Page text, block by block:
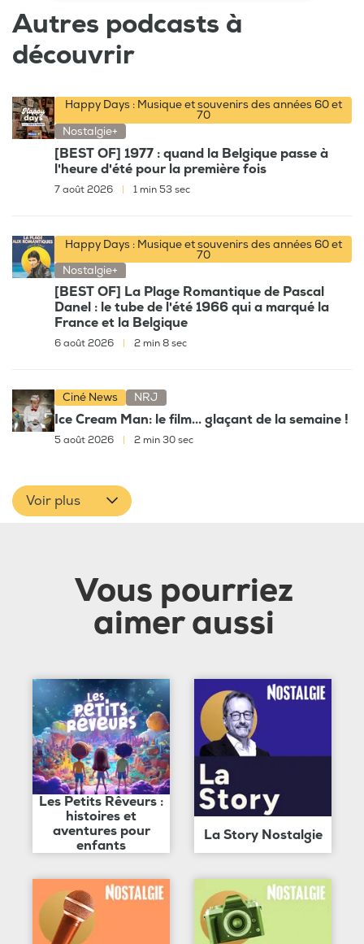
Autres podcasts à
découvrir
Happy Days : Musique et souvenirs des années 60 et
70
Nostalgie+
[BEST OF] 1977 : quand la Belgique passe à
l'heure d'été pour la première fois
7 août 2026 1 min 53 sec
Happy Days : Musique et souvenirs des années 60 et
70
Nostalgie+
[BEST OF] La Plage Romantique de Pascal
Danel : le tube de l'été 1966 qui a marqué la
France et la Belgique
6 août 2026 2 min 8 sec
Ciné News NRJ
Ice Cream Man: le film... glaçant de la semaine !
5 août 2026 2 min 30 sec
Voir plus
Vous pourriez
aimer aussi
Les Petits Rêveurs :
histoires et
aventures pour
enfants
La Story Nostalgie